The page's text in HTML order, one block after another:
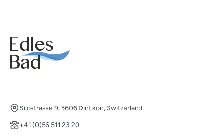
Silostrasse 9, 5606 Dintikon, Switzerland
+41 (0)56 511 23 20